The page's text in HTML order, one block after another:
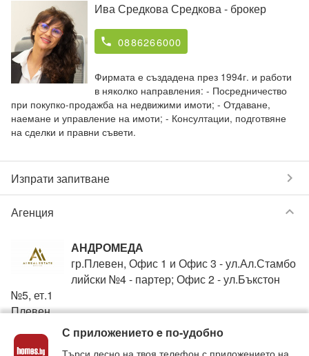
Ива Средкова Средкова- брокер
phone 0886266000
Фирмата е създадена през 1994г. и работи
в няколко направления: - Посредничество
при покупко-продажба на недвижими имоти; - Отдаване,
наемане и управление на имоти; - Консултации, подготвяне
на сделки и правни съвети.
Изпрати запитване chevron_right
Агенция keyboard_arrow_down
АНДРОМЕДА
гр.Плевен, Офис 1 и Офис 3 - ул.Ал.Стамбо
лийски №4 - партер; Офис 2 - ул.Бъкстон
№5, ет.1
Плевен
phone +359888099931
С приложението e по-удобно